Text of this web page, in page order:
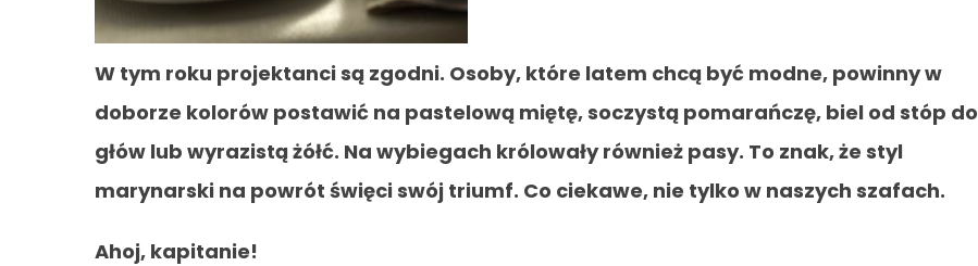
W tym roku projektanci są zgodni. Osoby, które latem chcą być modne, powinny w
doborze kolorów postawić na pastelową miętę, soczystą pomarańczę, biel od stóp do
głów lub wyrazistą żółć. Na wybiegach królowały również pasy. To znak, że styl
marynarski na powrót święci swój triumf. Co ciekawe, nie tylko w naszych szafach.
Ahoj, kapitanie!